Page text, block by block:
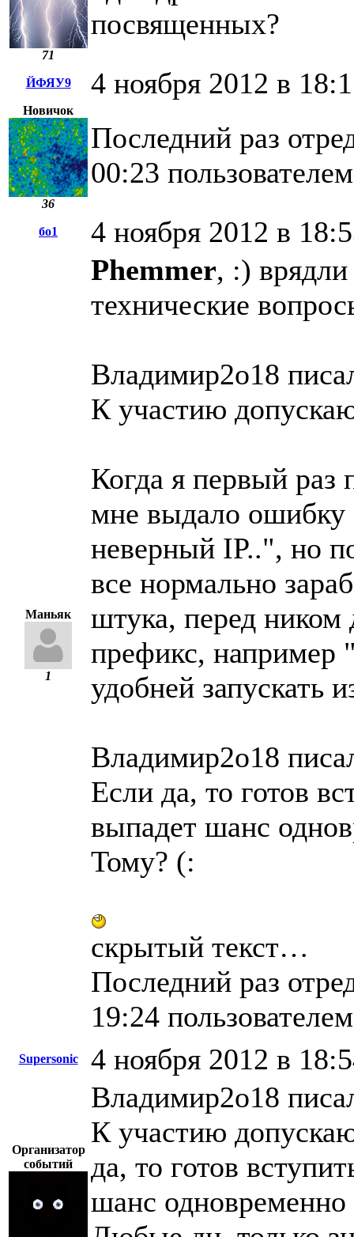
71
посвященных?
ЙФЯУ9 4 ноября 2012 в
Новичок
36
Последний раз
00:23
бо1 4 ноября 2012 в
Маньяк
1
Phemmer, :)
технические
Владимир2о18
К участию
Когда я первый раз
мне выдало
неверный IP..", но
все нормально
штука, перед
префикс, например
удобней запускать
Владимир2о18
Если да, то готов
выпадет шанс
Тому? (:
скрытый текст…
Последний раз
19:24
Supersonic 4 ноября 2012 в
Организатор
событий
Владимир2о18
К участию
да, то готов
шанс